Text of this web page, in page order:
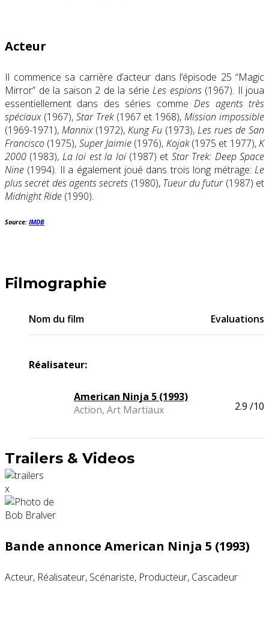
Acteur
Il commence sa carrière d’acteur dans l’épisode 25 “Magic
Mirror” de la saison 2 de la série Les espions(1967). Il joua
essentiellement dans des séries commeDes agents très
spéciaux(1967), Star Trek(1967 et 1968),Mission impossible
(1969-1971), Mannix(1972), Kung Fu (1973), Les rues de San
Francisco (1975), Super Jaimie (1976), Kojak(1975 et 1977),K
2000 (1983), La loi est la loi(1987) et Star Trek: Deep Space
Nine (1994). Il a également joué dans trois long métrage: Le
plus secret des agents secrets (1980), Tueur du futur(1987) et
Midnight Ride (1990).
Source: IMDB
Filmographie
Nom du film Evaluations
Réalisateur:
American Ninja 5 (1993)
Action, Art Martiaux
2.9 /10
Trailers & Videos
x
Bande annonce American Ninja 5 (1993)
Acteur, Réalisateur, Scénariste, Producteur, Cascadeur